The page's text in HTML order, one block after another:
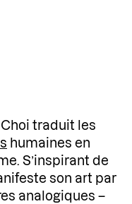
traduit les
humaines en
S’inspirant de
son art par
analogiques –